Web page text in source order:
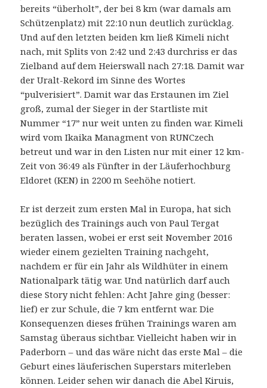
bereits “überholt”, der bei 8 km (war damals am
Schützenplatz) mit 22:10 nun deutlich zurücklag.
Und auf den letzten beiden km ließ Kimeli nicht
nach, mit Splits von 2:42 und 2:43 durchriss er das
Zielband auf dem Heierswall nach 27:18. Damit war
der Uralt-Rekord im Sinne des Wortes
“pulverisiert”. Damit war das Erstaunen im Ziel
groß, zumal der Sieger in der Startliste mit
Nummer “17” nur weit unten zu finden war. Kimeli
wird vom Ikaika Managment von RUNCzech
betreut und war in den Listen nur mit einer 12 km-
Zeit von 36:49 als Fünfter in der Läuferhochburg
Eldoret (KEN) in 2200 m Seehöhe notiert.
Er ist derzeit zum ersten Mal in Europa, hat sich
bezüglich des Trainings auch von Paul Tergat
beraten lassen, wobei er erst seit November 2016
wieder einem gezielten Training nachgeht,
nachdem er für ein Jahr als Wildhüter in einem
Nationalpark tätig war. Und natürlich darf auch
diese Story nicht fehlen: Acht Jahre ging (besser:
lief) er zur Schule, die 7 km entfernt war. Die
Konsequenzen dieses frühen Trainings waren am
Samstag überaus sichtbar. Vielleicht haben wir in
Paderborn – und das wäre nicht das erste Mal – die
Geburt eines läuferischen Superstars miterleben
können. Leider sehen wir danach die Abel Kiruis,